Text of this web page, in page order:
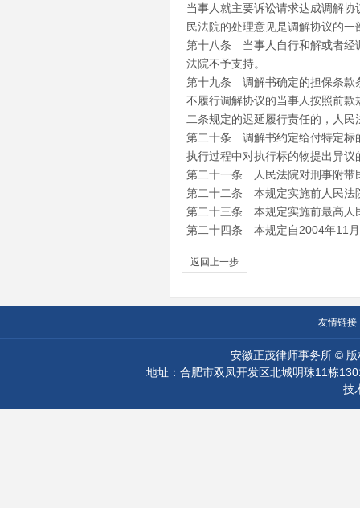
当事人就主要诉讼请求达成调解
民法院的处理意见是调解协议的
第十八条 当事人自行和解或者经
法院不予支持。
第十九条 调解书确定的担保条款
不履行调解协议的当事人按照前
二条规定的迟延履行责任的，人民
第二十条 调解书约定给付特定标
执行过程中对执行标的物提出异
第二十一条 人民法院对刑事附带
第二十二条 本规定实施前人民法
第二十三条 本规定实施前最高人
第二十四条 本规定自2004年11
返回上一步
友情链
安徽正茂律师事务所 ©
地址：合肥市双凤开发区北城明珠11栋
技